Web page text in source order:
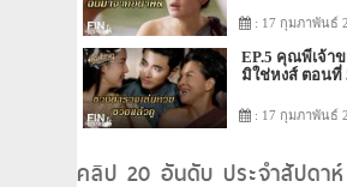
: 17 กุมภาพันธ์
EP.5 คุณพี่เจ้า
มิใช่หงส์ ตอนที่
: 17 กุมภาพันธ์
คลิป 20 อันดับ ประจำสัปดาห์